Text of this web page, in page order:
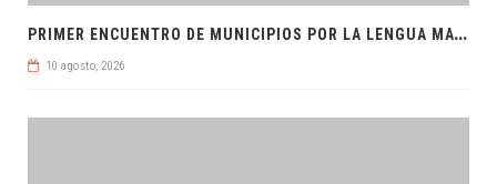
P
RIMER ENCUENTRO DE MUNICIPIOS POR LA LENGUA MAYA
10 agosto, 2026